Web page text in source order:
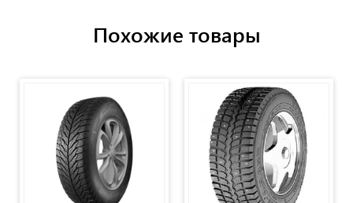
Похожие товары